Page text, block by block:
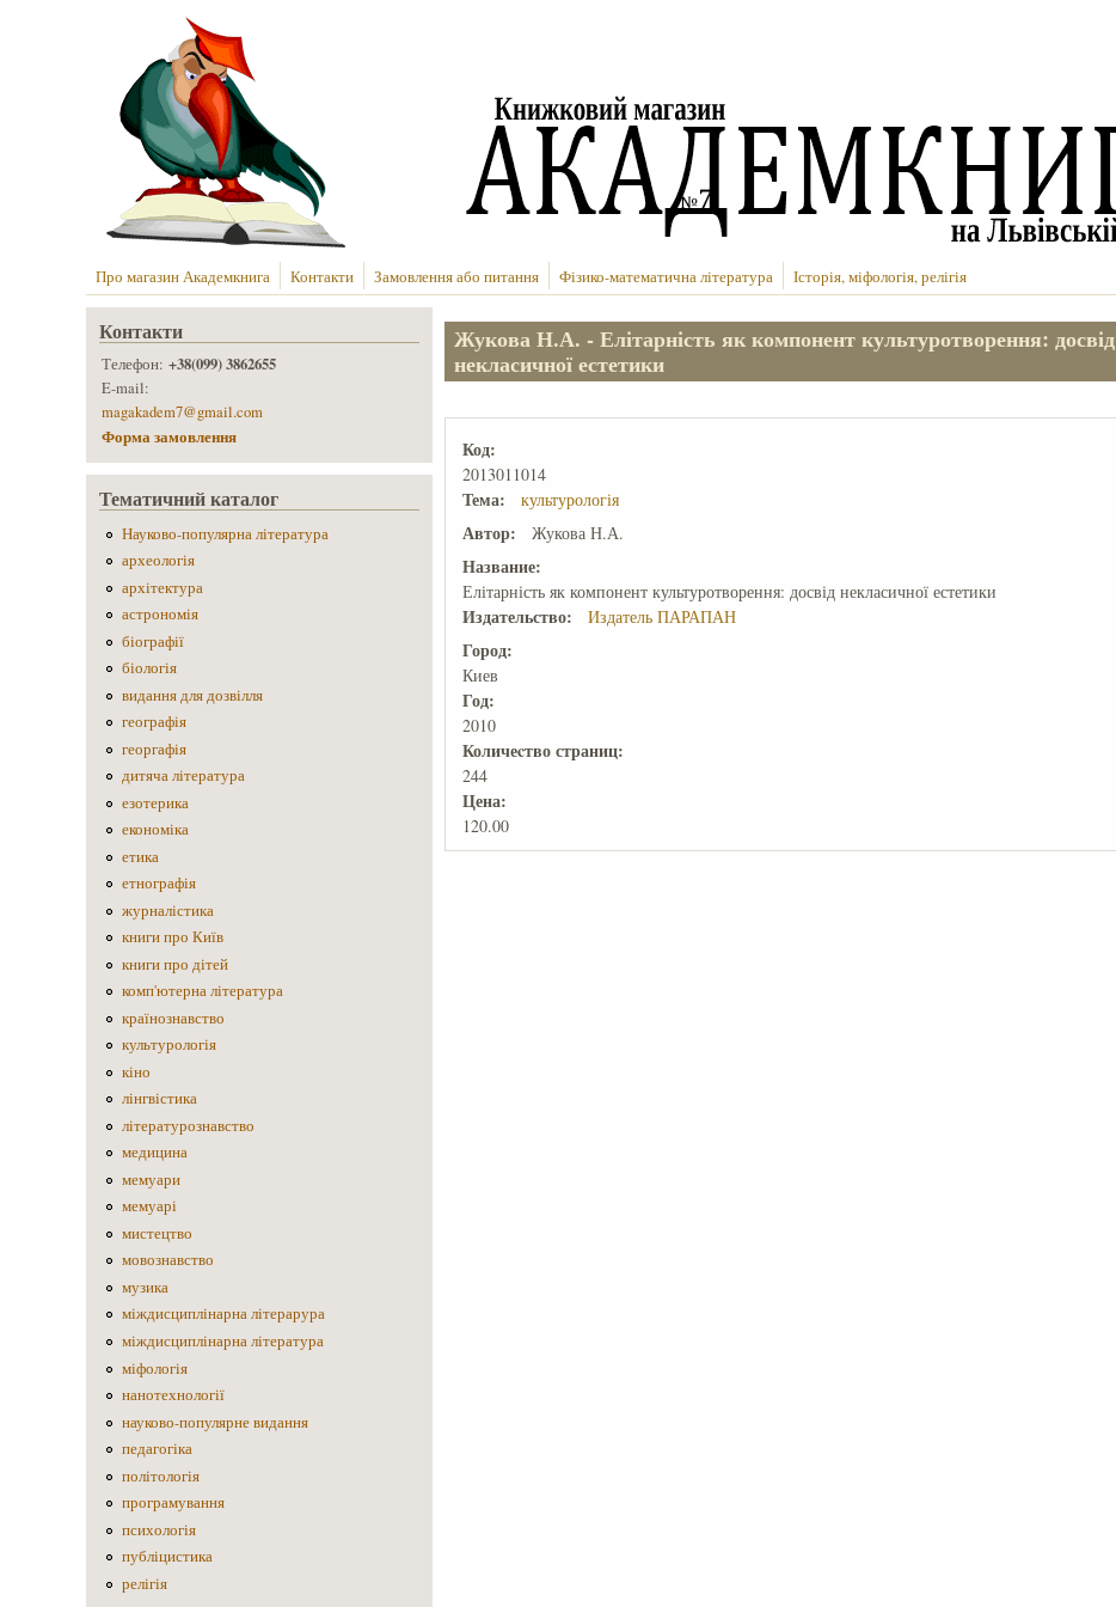
Перейти до основного вмісту
Про магазин Академкнига Контакти Замовлення або питання Фізико-математична література Історія, міфологія, релігія
Жукова Н.А. - Елітарність як компонент культуротворення: досвід
некласичної естетики
Код:
2013011014
Тема: культурологія
Автор: Жукова Н.А.
Название:
Елітарність як компонент культуротворення: досвід некласичної естетики
Издательство: Издатель ПАРАПАН
Город:
Киев
Год:
2010
Количеcтво страниц:
244
Цена:
120.00
Контакти
Телефон:+38(099) 3862655
E-mail:
magakadem7@gmail.com
Форма замовлення
Тематичний каталог
Науково-популярна література
археологія
архітектура
астрономія
біографії
біологія
видання для дозвілля
географія
георгафія
дитяча література
езотерика
економіка
етика
етнографія
журналістика
книги про Київ
книги про дітей
комп'ютерна література
країнознавство
культурологія
кіно
лінгвістика
літературознавство
медицина
мемуари
мемуарі
мистецтво
мовознавство
музика
міждисциплінарна літерарура
міждисциплінарна література
міфологія
нанотехнології
науково-популярне видання
педагогіка
політологія
програмування
психологія
публіцистика
релігія